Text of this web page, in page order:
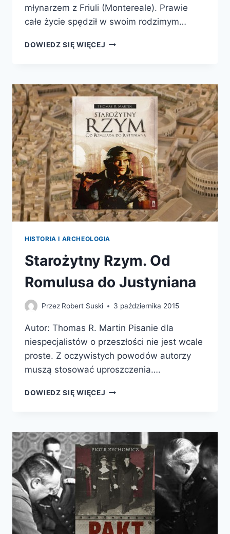
młynarzem z Friuli (Montereale). Prawie
całe życie spędził w swoim rodzimym…
DOWIEDZ SIĘ WIĘCEJ SER
ŚWIATA
PEWNEGO
MŁYNARZA
Z
XVI
W.
HISTORIA I ARCHEOLOGIA
Starożytny Rzym. Od
Romulusa do Justyniana
Przez Robert Suski 3 października 2015
Autor: Thomas R. Martin Pisanie dla
niespecjalistów o przeszłości nie jest wcale
proste. Z oczywistych powodów autorzy
muszą stosować uproszczenia….
DOWIEDZ SIĘ WIĘCEJ STAROŻYTNY
DO
JUSTYNIANA